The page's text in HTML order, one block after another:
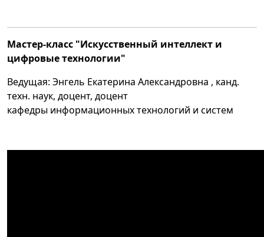
Мастер-класс "Искусственный интеллект и
цифровые технологии"
Ведущая: Энгель Екатерина Александровна , канд.
техн. наук, доцент, доцент
кафедры информационных технологий и систем